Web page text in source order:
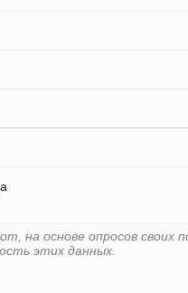
на основе опросов
этих данных.